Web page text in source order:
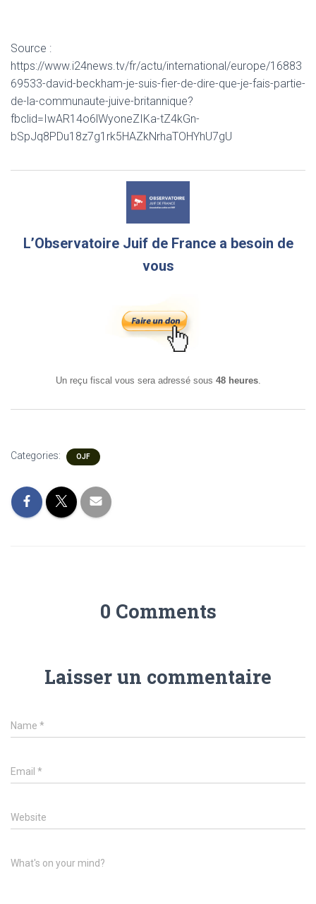
Source :
https://www.i24news.tv/fr/actu/international/europe/16883
69533-david-beckham-je-suis-fier-de-dire-que-je-fais-partie-
de-la-communaute-juive-britannique?
fbclid=IwAR14o6lWyoneZIKa-tZ4kGn-
bSpJq8PDu18z7g1rk5HAZkNrhaTOHYhU7gU
L’Observatoire Juif de France a besoin de
vous
Un reçu fiscal vous sera adressé sous 48 heures.
Categories: OJF
0 Comments
Laisser un commentaire
Name *
Email *
Website
What's on your mind?